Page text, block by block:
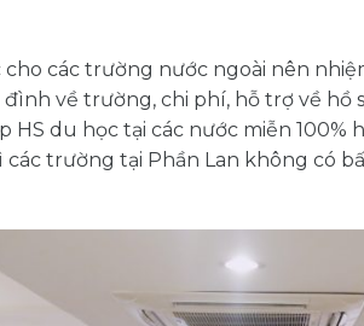
các trường nước ngoài nên
về trường, chi phí, hỗ trợ về
du học tại các nước miễn 100%
trường tại Phần Lan không có